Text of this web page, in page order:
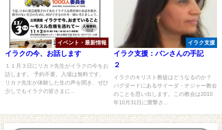
イベント・最新情報
イラクの今、お話します
１１月３日にリカァ先生がイラクの今をお
話します。 予約不要。入場は無料です。
リカァ先生が体験した生の声を聞き、ぜひ
少しでもイラクの皆さまに...
イラク支援
イラク支援：バンさんの手記
２
イラクのキリスト教徒はどうなるのか？
バグダードにあるサイーダ・ナジャー教会
のことを思い出します。この教会は2010
年10月31日に襲撃さ...